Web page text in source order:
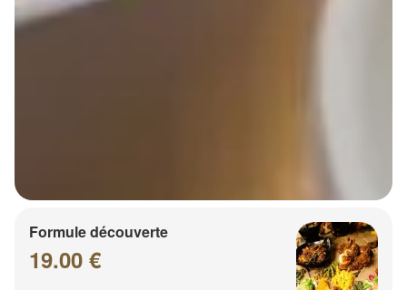
Formule découverte
19.00 €